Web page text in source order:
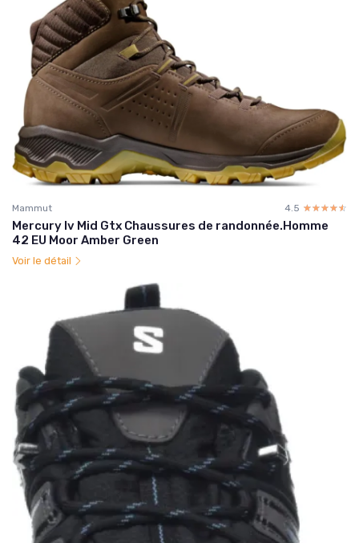
Mammut 4.5 ☆☆☆☆☆
★★★★★
Mercury Iv Mid Gtx Chaussures de randonnée.Homme
42 EU Moor Amber Green
Voir le détail